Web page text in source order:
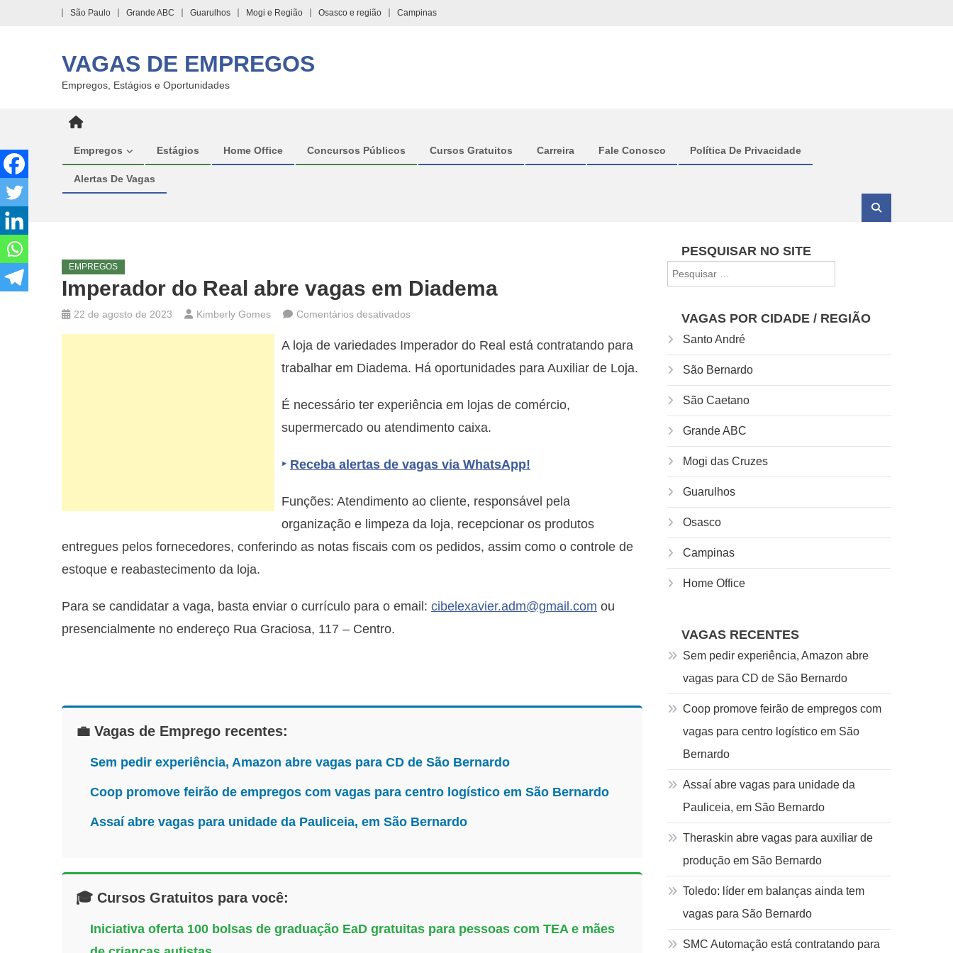
São Paulo Grande ABC Guarulhos Mogi e Região Osasco e região Campinas
VAGAS DE EMPREGOS
Empregos, Estágios e Oportunidades
Empregos Estágios Home Office Concursos Públicos Cursos Gratuitos Carreira Fale Conosco Política De Privacidade
Alertas De Vagas
EMPREGOS
Imperador do Real abre vagas em Diadema
22 de agosto de 2023 Kimberly Gomes Comentários desativados
do
Real
vagas
A loja de variedades Imperador do Real está contratando para
trabalhar em Diadema. Há oportunidades para Auxiliar de Loja.
É necessário ter experiência em lojas de comércio,
supermercado ou atendimento caixa.
‣ Receba alertas de vagas via WhatsApp!
Funções: Atendimento ao cliente, responsável pela
organização e limpeza da loja, recepcionar os produtos
entregues pelos fornecedores, conferindo as notas fiscais com os pedidos, assim como o controle de
estoque e reabastecimento da loja.
Para se candidatar a vaga, basta enviar o currículo para o email: cibelexavier.adm@gmail.com ou
presencialmente no endereço Rua Graciosa, 117 – Centro.
💼 Vagas de Emprego recentes:
Sem pedir experiência, Amazon abre vagas para CD de São Bernardo
Coop promove feirão de empregos com vagas para centro logístico em São Bernardo
Assaí abre vagas para unidade da Pauliceia, em São Bernardo
🎓 Cursos Gratuitos para você:
Iniciativa oferta 100 bolsas de graduação EaD gratuitas para pessoas com TEA e mães
PESQUISAR NO SITE
por:
VAGAS POR CIDADE / REGIÃO
Santo André
São Bernardo
São Caetano
Grande ABC
Mogi das Cruzes
Guarulhos
Osasco
Campinas
Home Office
VAGAS RECENTES
Sem pedir experiência, Amazon abre
vagas para CD de São Bernardo
Coop promove feirão de empregos com
vagas para centro logístico em São
Bernardo
Assaí abre vagas para unidade da
Pauliceia, em São Bernardo
Theraskin abre vagas para auxiliar de
produção em São Bernardo
Toledo: líder em balanças ainda tem
vagas para São Bernardo
SMC Automação está contratando para